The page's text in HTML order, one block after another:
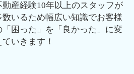
動産経験10年以上のスタッフが
数いるため幅広い知識でお客様
「困った」を「良かった」に変
ていきます！